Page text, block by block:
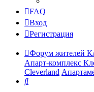
FAQ
Вход
Регистрация
Форум жителей
Апарт-комплекс
Cleverland
Поиск